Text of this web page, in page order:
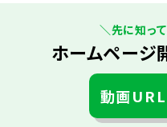
＼先に知っ
ホームページ
動画